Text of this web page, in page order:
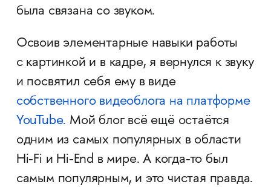
была связана со звуком.
Освоив элементарные навыки работы
с картинкой и в кадре, я вернулся к звуку
и посвятил себя ему в виде
собственного видеоблога на платформе
YouTube. Мой блог всё ещё остаётся
одним из самых популярных в области
Hi-Fi и Hi-End в мире. А когда-то был
самым популярным, и это чистая правда.